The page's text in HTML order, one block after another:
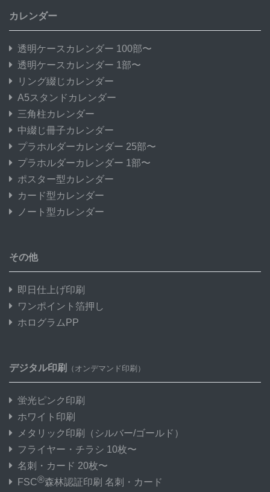
カレンダー
透明ケースカレンダー 100部〜
透明ケースカレンダー 1部〜
リング綴じカレンダー
A5スタンドカレンダー
三角柱カレンダー
中綴じ冊子カレンダー
プラホルダーカレンダー 25部〜
プラホルダーカレンダー 1部〜
ポスター型カレンダー
カード型カレンダー
ノート型カレンダー
その他
即日仕上げ印刷
ワンポイント箔押し
ホログラムPP
デジタル印刷 （オンデマンド印刷）
蛍光ピンク印刷
ホワイト印刷
メタリック印刷
（シルバー/ゴールド）
フライヤー・チラシ 10枚〜
名刺・カード 20枚〜
FSC®森林認証印刷 名刺・カード